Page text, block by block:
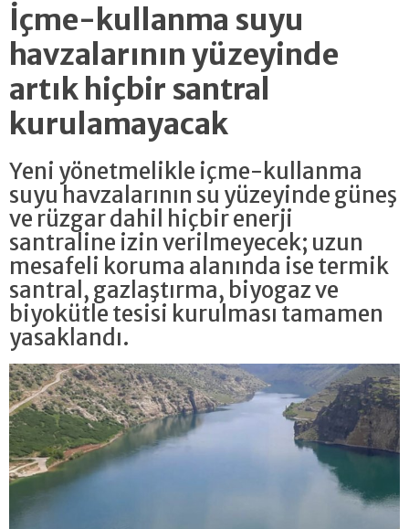
İçme-kullanma suyu
havzalarının yüzeyinde
artık hiçbir santral
kurulamayacak
Yeni yönetmelikle içme-kullanma
suyu havzalarının su yüzeyinde güneş
ve rüzgar dahil hiçbir enerji
santraline izin verilmeyecek; uzun
mesafeli koruma alanında ise termik
santral, gazlaştırma, biyogaz ve
biyokütle tesisi kurulması tamamen
yasaklandı.